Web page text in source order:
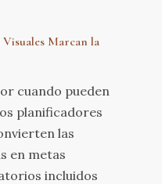
Marcan la
cuando pueden
planificadores
las
en metas
incluidos